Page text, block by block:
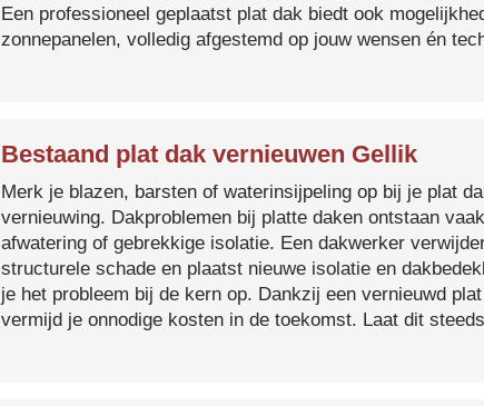
Een professioneel geplaatst plat dak biedt ook
zonnepanelen, volledig afgestemd op jouw wensen én
Bestaand plat dak vernieuwen Gellik
Merk je blazen, barsten of waterinsijpeling op bij je plat
vernieuwing. Dakproblemen bij platte daken ontstaan
afwatering of gebrekkige isolatie. Een dakwerker
structurele schade en plaatst nieuwe isolatie en
je het probleem bij de kern op. Dankzij een vernieuwd
vermijd je onnodige kosten in de toekomst. Laat dit